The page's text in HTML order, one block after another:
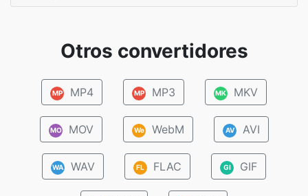
Otros convertidores
MP MP4 MP MP3 MK MKV
MO MOV We WebM AV AVI
WA WAV FL FLAC GI GIF